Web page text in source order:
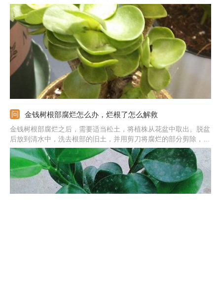
外，还可以施一点磷钾肥促花。它的花是肉穗花序，佛焰苞为绿
色，形状为船型，开花时会反卷，看上去不是特别美观，但造型也
比较别致。
金钱树根部腐烂怎么办，烂根了怎么解救
金钱树根部腐烂之后，需要适当松土，将植株从花盆中取出。脱盆
后放到清水中，洗去根部的旧土，并用剪刀将腐烂的部分剪除，之
后涂抹草木灰以防伤口感染。用泥炭土、珍珠岩和河沙混合作为基
质，将修剪好的植株重新栽种，栽种后不要立刻浇水，并且适当遮
阴，等待服盆。